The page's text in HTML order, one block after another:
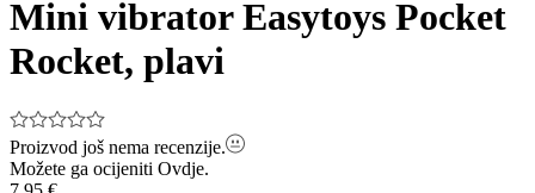
Mini vibrator Easytoys Pocket
Rocket, plavi
Proizvod još nema recenzije.
Možete ga ocijeniti Ovdje.